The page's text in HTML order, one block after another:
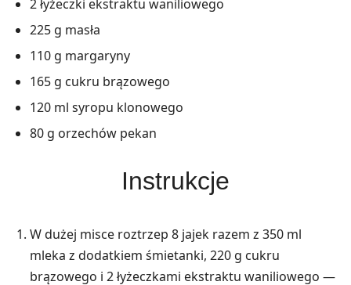
2 łyżeczki ekstraktu waniliowego
225 g masła
110 g margaryny
165 g cukru brązowego
120 ml syropu klonowego
80 g orzechów pekan
Instrukcje
W dużej misce roztrzep 8 jajek razem z 350 ml
mleka z dodatkiem śmietanki, 220 g cukru
brązowego i 2 łyżeczkami ekstraktu waniliowego —